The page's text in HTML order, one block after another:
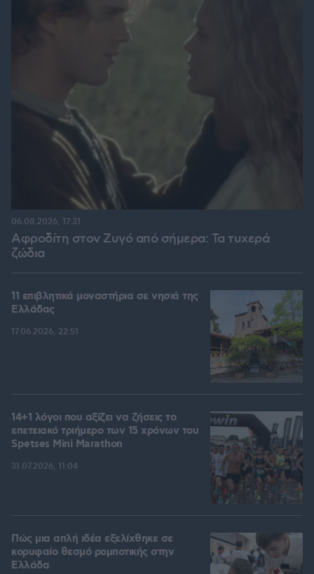
Αφροδίτη στον Ζυγό από σήμερα: Τα τυχερά
ζώδια
06.08.2026, 17:31
11 επιβλητικά μοναστήρια σε νησιά της
Ελλάδας
17.06.2026, 22:51
14+1 λόγοι που αξίζει να ζήσεις το
επετειακό τριήμερο των 15 χρόνων του
Spetses Mini Marathon
31.07.2026, 11:04
Πώς μια απλή ιδέα εξελίχθηκε σε
κορυφαίο θεσμό ρομποτικής στην
Ελλάδα